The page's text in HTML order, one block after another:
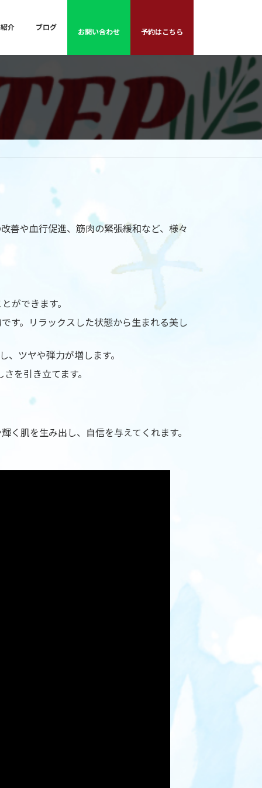
介 ブログ
お問い合わせ 予約はこちら
善や血行促進、筋肉の緊張緩和など、様々
ができます。
す。リラックスした状態から生まれる美し
ツヤや弾力が増します。
を引き立てます。
く肌を生み出し、自信を与えてくれます。